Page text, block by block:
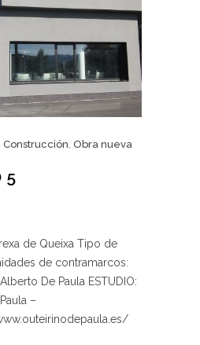
Construcción Obra nueva
5
de Queixa Tipo de
de contramarcos:
De Paula ESTUDIO:
–